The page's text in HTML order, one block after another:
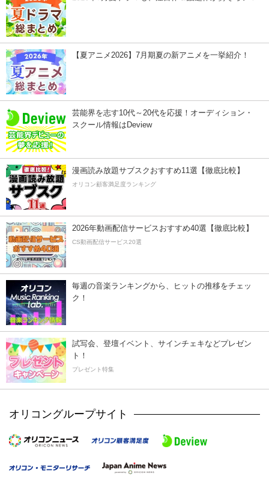
【夏アニメ2026】7月期夏の新アニメを一挙紹介！
芸能界を志す10代～20代を応援！オーディション・
スクール情報はDeview
漫画読み放題サブスクおすすめ11選【徹底比較】
オリコン顧客満足度ランキング
2026年動画配信サービスおすすめ40選【徹底比較】
CS動画配信サービス20選
毎週の音楽ランキングから、ヒットの推移をチェッ
ク！
試写会、登壇イベント、サインチェキなどプレゼン
ト！
プレゼント特集
オリコングループサイト